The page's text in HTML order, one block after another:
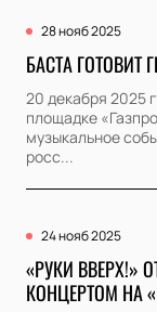
28 нояб 2025
БАСТА ГОТОВИТ
20 декабря 2025
площадке
музыкальное
росс...
24 нояб 2025
«РУКИ ВВЕРХ!»
КОНЦЕРТОМ НА